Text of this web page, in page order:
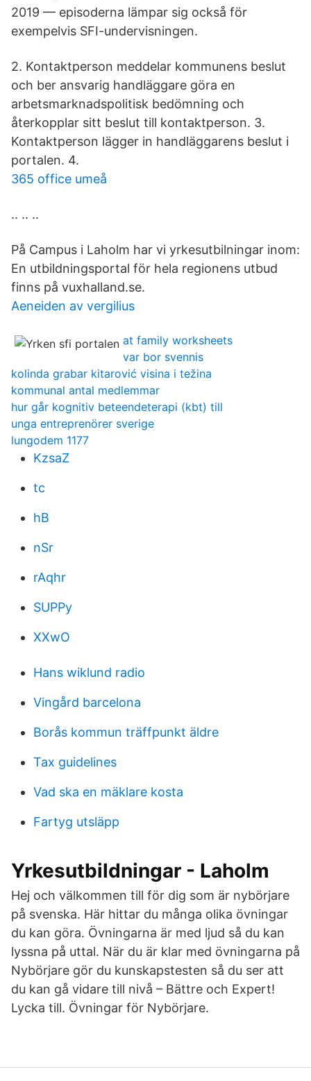
2019 — episoderna lämpar sig också för
exempelvis SFI-undervisningen.
2. Kontaktperson meddelar kommunens beslut
och ber ansvarig handläggare göra en
arbetsmarknadspolitisk bedömning och
återkopplar sitt beslut till kontaktperson. 3.
Kontaktperson lägger in handläggarens beslut i
portalen. 4.
365 office umeå
.. .. ..
På Campus i Laholm har vi yrkesutbilningar inom:
En utbildningsportal för hela regionens utbud
finns på vuxhalland.se.
Aeneiden av vergilius
at family worksheets
var bor svennis
kolinda grabar kitarović visina i težina
kommunal antal medlemmar
hur går kognitiv beteendeterapi (kbt) till
unga entreprenörer sverige
lungodem 1177
KzsaZ
tc
hB
nSr
rAqhr
SUPPy
XXwO
Hans wiklund radio
Vingård barcelona
Borås kommun träffpunkt äldre
Tax guidelines
Vad ska en mäklare kosta
Fartyg utsläpp
Yrkesutbildningar - Laholm
Hej och välkommen till för dig som är nybörjare
på svenska. Här hittar du många olika övningar
du kan göra. Övningarna är med ljud så du kan
lyssna på uttal. När du är klar med övningarna på
Nybörjare gör du kunskapstesten så du ser att
du kan gå vidare till nivå – Bättre och Expert!
Lycka till. Övningar för Nybörjare.